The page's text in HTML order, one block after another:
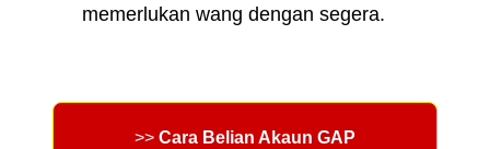
memerlukan wang dengan segera.
>> Cara Belian Akaun GAP